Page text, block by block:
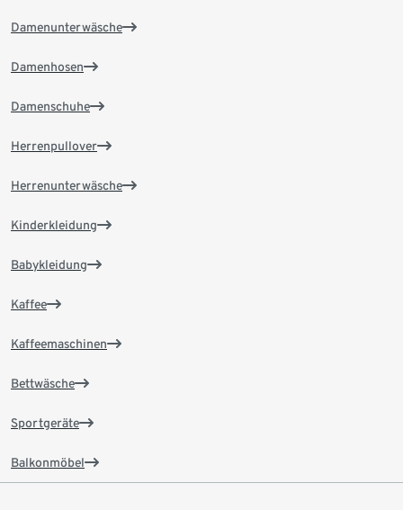
Damenunterwäsche
Damenhosen
Damenschuhe
Herrenpullover
Herrenunterwäsche
Kinderkleidung
Babykleidung
Kaffee
Kaffeemaschinen
Bettwäsche
Sportgeräte
Balkonmöbel